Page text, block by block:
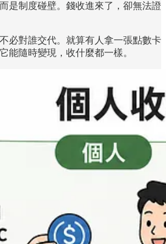
是制度碰壁。錢收進來了，卻無法證
必對誰交代。就算有人拿一張點數卡
能隨時變現，收什麼都一樣。